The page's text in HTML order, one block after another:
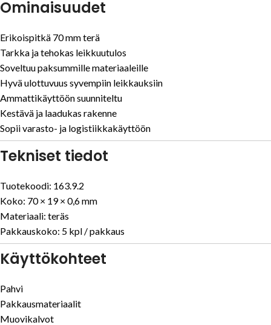
Ominaisuudet
Erikoispitkä 70 mm terä
Tarkka ja tehokas leikkuutulos
Soveltuu paksummille materiaaleille
Hyvä ulottuvuus syvempiin leikkauksiin
Ammattikäyttöön suunniteltu
Kestävä ja laadukas rakenne
Sopii varasto- ja logistiikkakäyttöön
Tekniset tiedot
Tuotekoodi: 163.9.2
Koko: 70 × 19 × 0,6 mm
Materiaali: teräs
Pakkauskoko: 5 kpl / pakkaus
Käyttökohteet
Pahvi
Pakkausmateriaalit
Muovikalvot